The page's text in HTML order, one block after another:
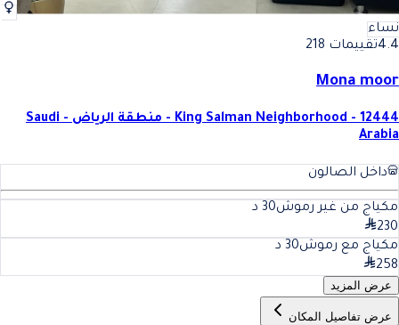
نساء
4.4تقييمات 218
Mona moor
King Salman Neighborhood - 12444 - منطقة الرياض - Saudi
Arabia
داخل الصالون
مكياج من غير رموش30 د
230
مكياج مع رموش30 د
258
عرض المزيد
عرض تفاصيل المكان